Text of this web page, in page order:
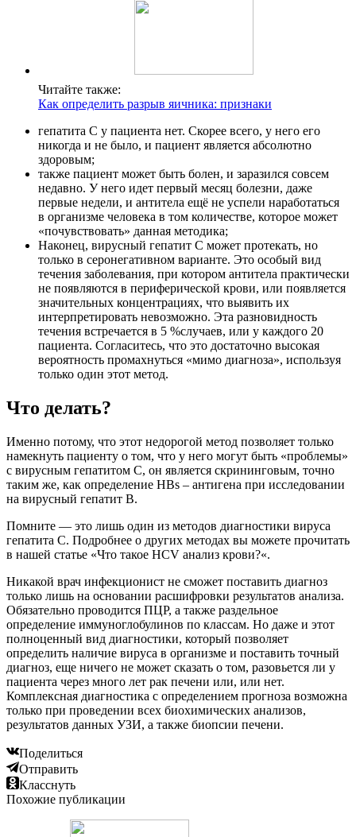
Читайте также:
Как определить разрыв яичника: признаки
гепатита C у пациента нет. Скорее всего, у него его
никогда и не было, и пациент является абсолютно
здоровым;
также пациент может быть болен, и заразился совсем
недавно. У него идет первый месяц болезни, даже
первые недели, и антитела ещё не успели наработаться
в организме человека в том количестве, которое может
«почувствовать» данная методика;
Наконец, вирусный гепатит С может протекать, но
только в серонегативном варианте. Это особый вид
течения заболевания, при котором антитела практически
не появляются в периферической крови, или появляется
значительных концентрациях, что выявить их
интерпретировать невозможно. Эта разновидность
течения встречается в 5 %случаев, или у каждого 20
пациента. Согласитесь, что это достаточно высокая
вероятность промахнуться «мимо диагноза», используя
только один этот метод.
Что делать?
Именно потому, что этот недорогой метод позволяет только
намекнуть пациенту о том, что у него могут быть «проблемы»
с вирусным гепатитом C, он является скрининговым, точно
таким же, как определение HBs – антигена при исследовании
на вирусный гепатит В.
Помните — это лишь один из методов диагностики вируса
гепатита С. Подробнее о других методах вы можете прочитать
в нашей статье «Что такое HCV анализ крови?«.
Никакой врач инфекционист не сможет поставить диагноз
только лишь на основании расшифровки результатов анализа.
Обязательно проводится ПЦР, а также раздельное
определение иммуноглобулинов по классам. Но даже и этот
полноценный вид диагностики, который позволяет
определить наличие вируса в организме и поставить точный
диагноз, еще ничего не может сказать о том, разовьется ли у
пациента через много лет рак печени или, или нет.
Комплексная диагностика с определением прогноза возможна
только при проведении всех биохимических анализов,
результатов данных УЗИ, а также биопсии печени.
Поделиться
Отправить
Класснуть
Похожие публикации